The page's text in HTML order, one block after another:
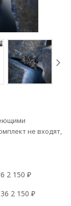
не входят,
2 150 ₽
2 150 ₽